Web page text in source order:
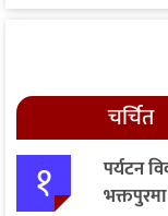
चर्चित
१
पर्यटन